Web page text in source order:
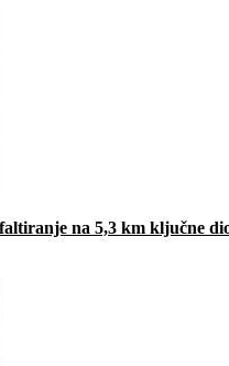
na 5,3 km ključne